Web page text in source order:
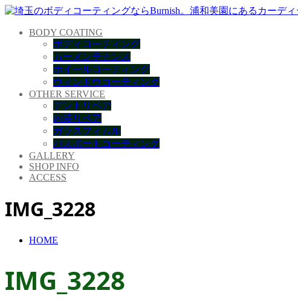
BODY COATING
ボディコーティング
カーメンテナンス
ホイールコーティング
ウィンドウコーティング
OTHER SERVICE
デントリペア
内装リペア
ガラスフィムル
バスボートコーティング
GALLERY
SHOP INFO
ACCESS
IMG_3228
HOME
IMG_3228